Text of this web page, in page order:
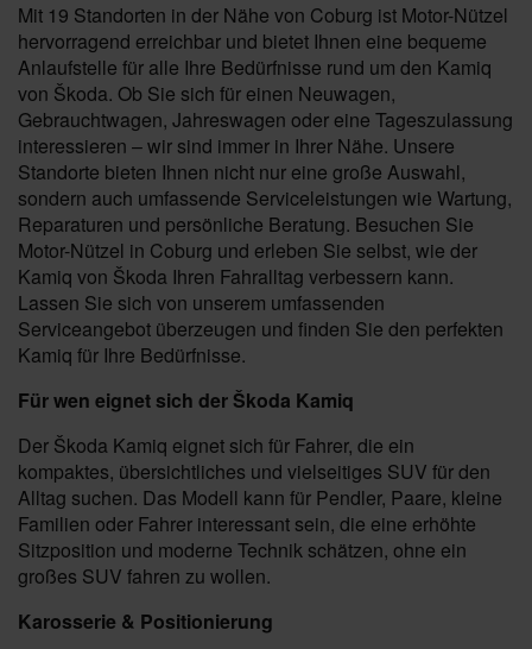
Mit 19 Standorten in der Nähe von Coburg ist Motor-Nützel
hervorragend erreichbar und bietet Ihnen eine bequeme
Anlaufstelle für alle Ihre Bedürfnisse rund um den Kamiq
von Škoda. Ob Sie sich für einen Neuwagen,
Gebrauchtwagen, Jahreswagen oder eine Tageszulassung
interessieren – wir sind immer in Ihrer Nähe. Unsere
Standorte bieten Ihnen nicht nur eine große Auswahl,
sondern auch umfassende Serviceleistungen wie Wartung,
Reparaturen und persönliche Beratung. Besuchen Sie
Motor-Nützel in Coburg und erleben Sie selbst, wie der
Kamiq von Škoda Ihren Fahralltag verbessern kann.
Lassen Sie sich von unserem umfassenden
Serviceangebot überzeugen und finden Sie den perfekten
Kamiq für Ihre Bedürfnisse.
Für wen eignet sich der Škoda Kamiq
Der Škoda Kamiq eignet sich für Fahrer, die ein
kompaktes, übersichtliches und vielseitiges SUV für den
Alltag suchen. Das Modell kann für Pendler, Paare, kleine
Familien oder Fahrer interessant sein, die eine erhöhte
Sitzposition und moderne Technik schätzen, ohne ein
großes SUV fahren zu wollen.
Karosserie & Positionierung